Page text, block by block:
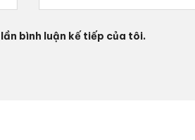
bình luận kế tiếp của tôi.